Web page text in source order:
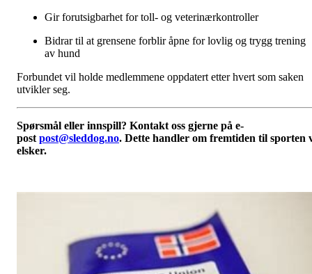
Gir forutsigbarhet for toll- og veterinærkontroller
Bidrar til at grensene forblir åpne for lovlig og trygg trening
av hund
Forbundet vil holde medlemmene oppdatert etter hvert som saken
utvikler seg.
Spørsmål eller innspill? Kontakt oss gjerne på e-
post post@sleddog.no. Dette handler om fremtiden til sporten
elsker.